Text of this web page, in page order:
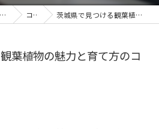
茨城県古河市の不用品回収なら片付け屋 ハリィ コラム 茨城県で見つける観葉植物の魅力と育て方のコツ
葉植物の魅力と育て方のコ